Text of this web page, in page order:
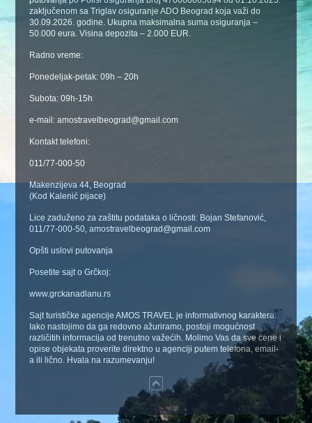
zaključenom sa Triglav osiguranje ADO Beograd koja važi do
30.09.2026. godine. Ukupna maksimalna suma osiguranja –
50.000 eura. Visina depozita – 2.000 EUR.
Radno vreme:
Ponedeljak-petak: 09h – 20h
Subota: 09h-15h
e-mail: amostravelbeograd@gmail.com
Kontakt telefoni:
011/77-000-50
Makenzijeva 44, Beograd
(Kod Kalenić pijace)
Lice zaduženo za zaštitu podataka o ličnosti: Bojan Stefanović,
011/77-000-50, amostravelbeograd@gmail.com
Opšti uslovi putovanja
Posetite sajt o Grčkoj:
www.grckanadlanu.rs
Sajt turističke agencije AMOS TRAVEL je informativnog karaktera.
Iako nastojimo da ga redovno ažuriramo, postoji mogućnost
različitih informacija od trenutno važećih. Molimo Vas da sve cene i
opise objekata proverite direktno u agenciji putem telefona, email-
a ili lično. Hvala na razumevanju!